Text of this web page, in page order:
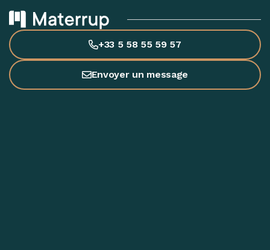
+33 5 58 55 59 57
Envoyer un message